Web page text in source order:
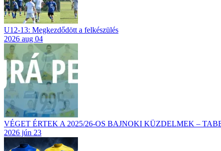
U12-13: Megkezdődött a felkészülés
2026 aug 04
VÉGET ÉRTEK A 2025/26-OS BAJNOKI KÜZDELMEK –
2026 jún 23